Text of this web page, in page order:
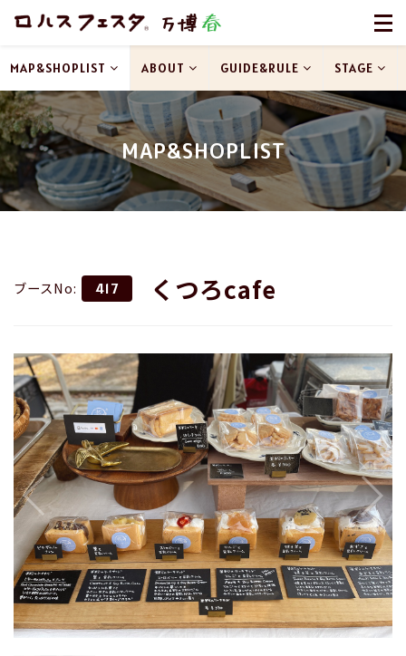
MAP&SHOPLIST
MAP&SHOPLIST ABOUT GUIDE&RULE STAGE
ブースNo: 417 くつろcafe